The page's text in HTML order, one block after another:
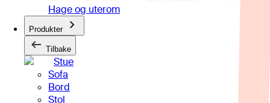
Hage og uterom
Produkter
Tilbake
Stue
Sofa
Bord
Stol